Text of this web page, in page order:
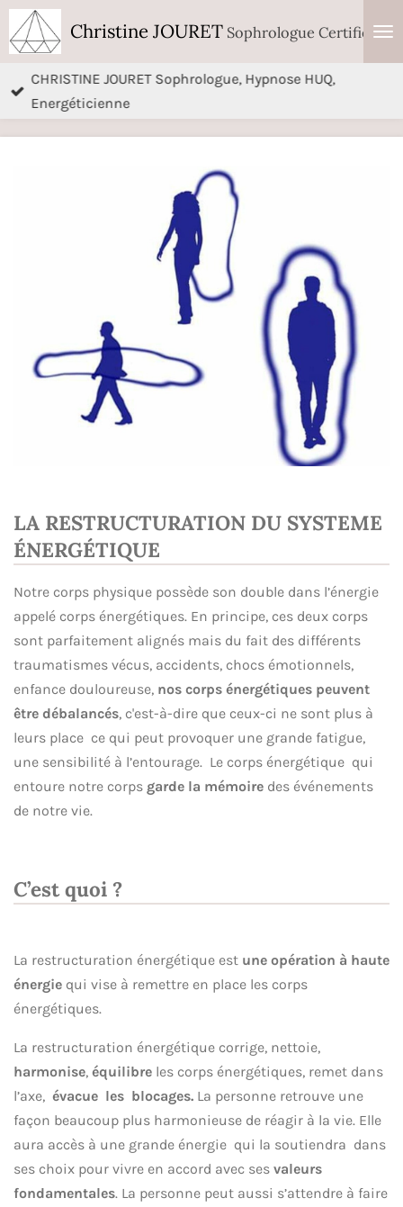
Passer
au
principal
Christine JOURETSophrologue Certifiée
CHRISTINE JOURET Sophrologue, Hypnose HUQ,
Energéticienne
LA RESTRUCTURATION DU SYSTEME
ÉNERGÉTIQUE
Notre corps physique possède son double dans l’énergie
appelé corps énergétiques. En principe, ces deux corps
sont parfaitement alignés mais du fait des différents
traumatismes vécus, accidents, chocs émotionnels,
enfance douloureuse, nos corps énergétiques peuvent
être débalancés, c'est-à-dire que ceux-ci ne sont plus à
leurs place ce qui peut provoquer une grande fatigue,
une sensibilité à l’entourage. Le corps énergétique qui
entoure notre corps garde la mémoire des événements
de notre vie.
C’est quoi ?
La restructuration énergétique est une opération à haute
énergie qui vise à remettre en place les corps
énergétiques.
La restructuration énergétique corrige, nettoie,
harmonise, équilibre les corps énergétiques, remet dans
l’axe, évacue les blocages. La personne retrouve une
façon beaucoup plus harmonieuse de réagir à la vie. Elle
aura accès à une grande énergie qui la soutiendra dans
ses choix pour vivre en accord avec ses valeurs
fondamentales. La personne peut aussi s’attendre à faire